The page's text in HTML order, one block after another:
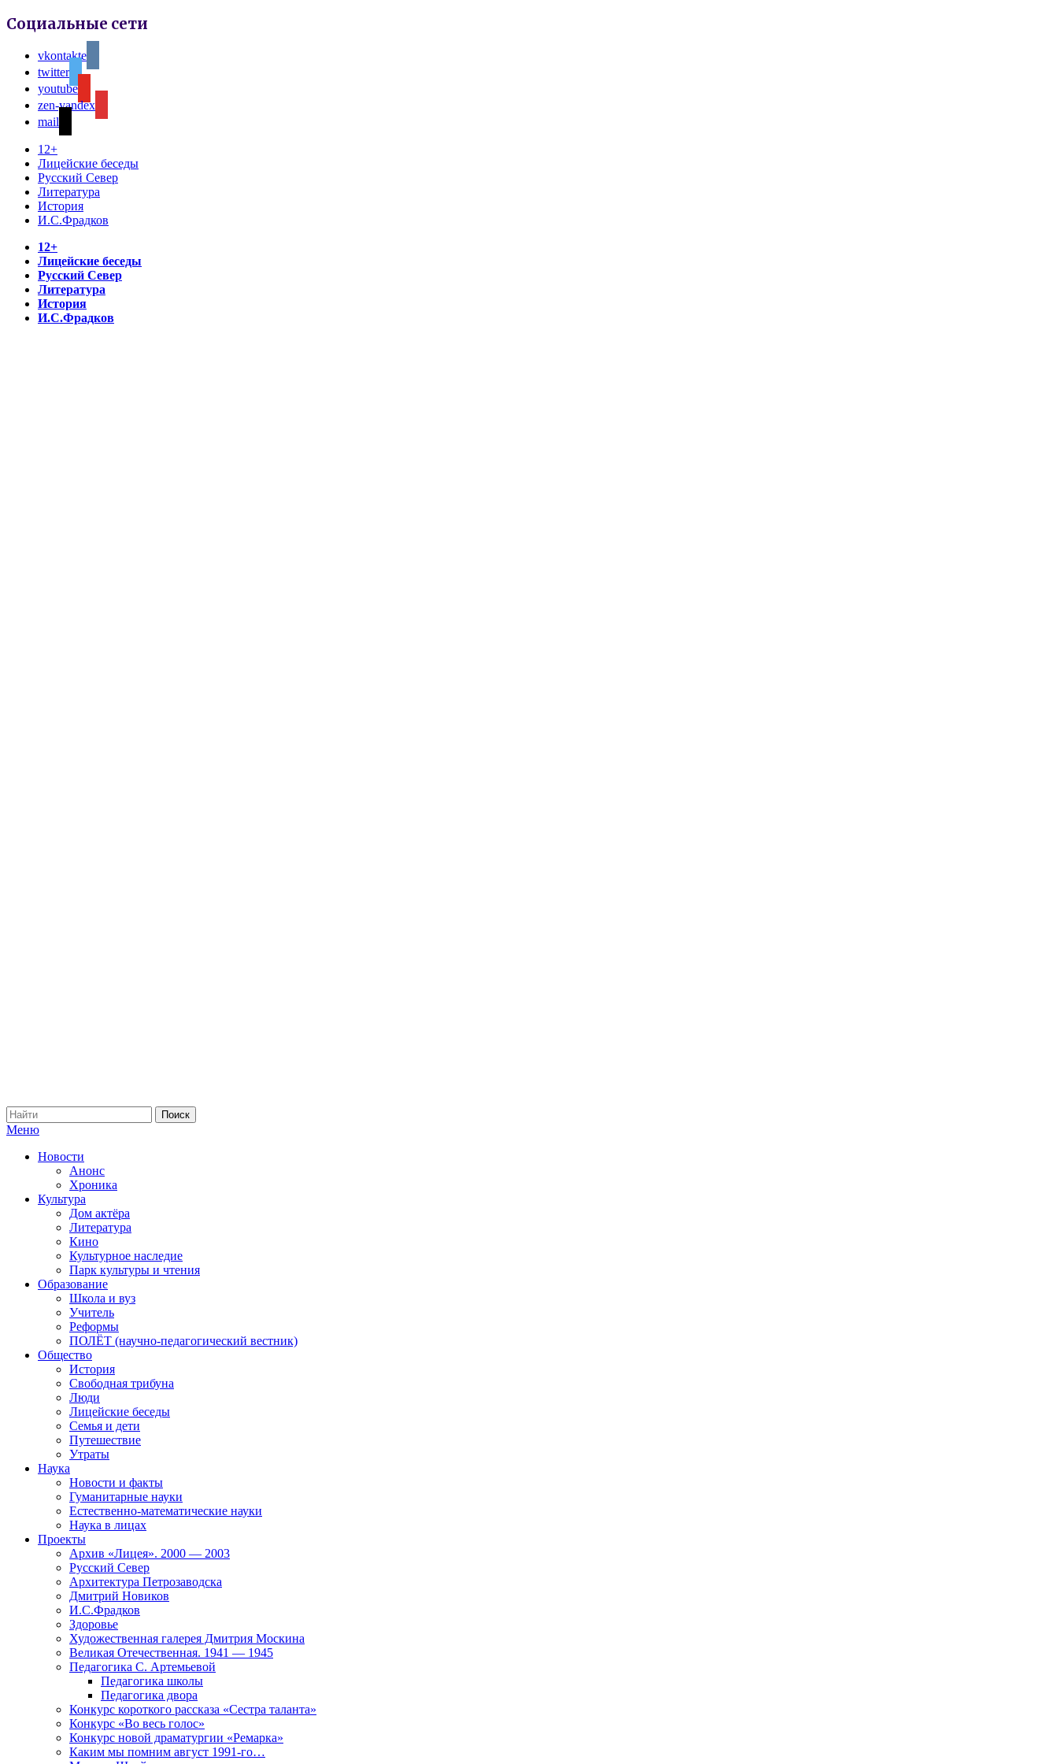
Социальные сети
vkontakte
twitter
youtube
zen-yandex
mail
12+
Лицейские беседы
Русский Север
Литература
История
И.С.Фрадков
12+
Лицейские беседы
Русский Север
Литература
История
И.С.Фрадков
Меню
Новости
Анонс
Хроника
Культура
Дом актёра
Литература
Кино
Культурное наследие
Парк культуры и чтения
Образование
Школа и вуз
Учитель
Реформы
ПОЛЁТ (научно-педагогический вестник)
Общество
История
Свободная трибуна
Люди
Лицейские беседы
Семья и дети
Путешествие
Утраты
Наука
Новости и факты
Гуманитарные науки
Естественно-математические науки
Наука в лицах
Проекты
Архив «Лицея». 2000 — 2003
Русский Север
Архитектура Петрозаводска
Дмитрий Новиков
И.С.Фрадков
Здоровье
Художественная галерея Дмитрия Москина
Великая Отечественная. 1941 — 1945
Педагогика С. Артемьевой
Педагогика школы
Педагогика двора
Конкурс короткого рассказа «Сестра таланта»
Конкурс «Во весь голос»
Конкурс новой драматургии «Ремарка»
Каким мы помним август 1991-го…